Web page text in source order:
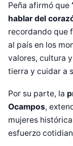
Peña afirmó que
hablar del
recordando que
al país en los
valores, cultura
tierra y cuidar a
Por su parte, la
Ocampos,
mujeres
esfuerzo